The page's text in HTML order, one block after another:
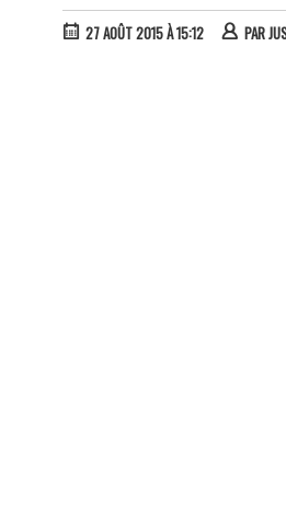
27 AOÛT 2015 À 15:12 PAR